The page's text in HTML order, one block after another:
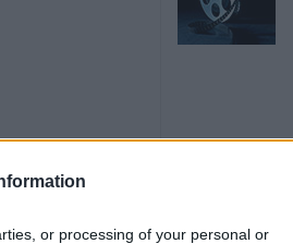
or processing of your personal or